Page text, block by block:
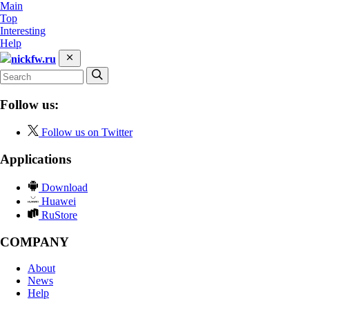
Main
Top
Interesting
Help
nickfw.ru
Follow us:
Follow us on Twitter
Applications
Download
Huawei
RuStore
COMPANY
About
News
Help